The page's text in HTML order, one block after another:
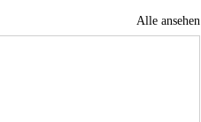
Alle ansehen